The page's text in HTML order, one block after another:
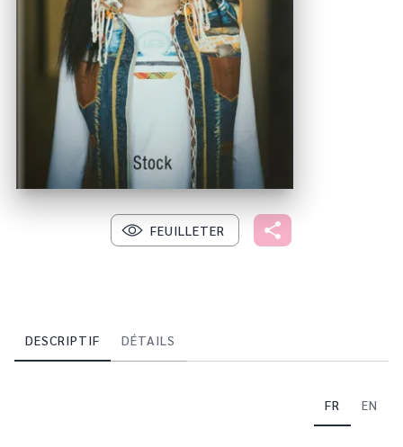
FEUILLETER
DESCRIPTIF DÉTAILS
FR EN